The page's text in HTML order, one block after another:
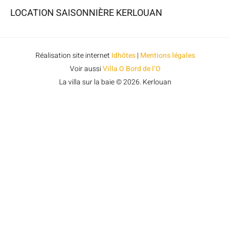
LOCATION SAISONNIÈRE KERLOUAN
Réalisation site internet Idhôtes| Mentions légales
Voir aussiVilla O Bord de l’O
La villa sur la baie © 2026. Kerlouan